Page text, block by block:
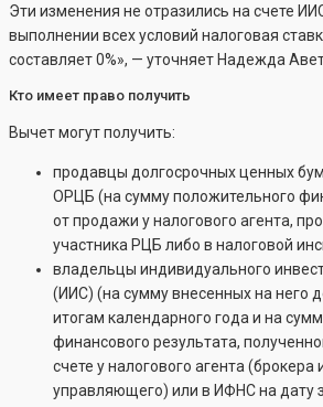
Эти изменения не отразились на счете
выполнении всех условий налоговая
составляет 0%», — уточняет Надежда
Кто имеет право получить
Вычет могут получить:
продавцы долгосрочных ценных
ОРЦБ (на сумму положительного
от продажи у налогового агента,
участника РЦБ либо в налоговой
владельцы индивидуального
(ИИС) (на сумму внесенных на него
итогам календарного года и на
финансового результата,
счете у налогового агента (брокера
управляющего) или в ИФНС на дату